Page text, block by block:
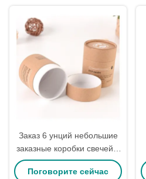
Заказ 6 унций небольшие
заказные коробки свечей с
логотипом
Персонализированный
Поговорите сейчас